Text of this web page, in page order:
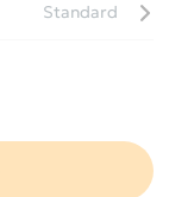
Standard